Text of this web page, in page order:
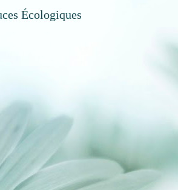
Écologiques